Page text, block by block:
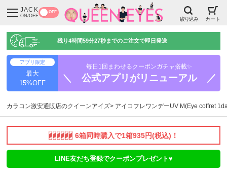
JACK
ON/OFF
OFF
絞り込み カート
残り4時間59分26秒までのご注文で即日発送
アプリ限定
最大
15%OFF
毎日1回まわせるクーポンガチャ搭載✨
＼ 公式アプリがリニューアル ／
カラコン激安通販店のクイーンアイズ アイコフレワンデーUV M(Eye coffret
6箱同時購入で1箱935円(税込)！
LINE友だち登録でクーポンプレゼント♥